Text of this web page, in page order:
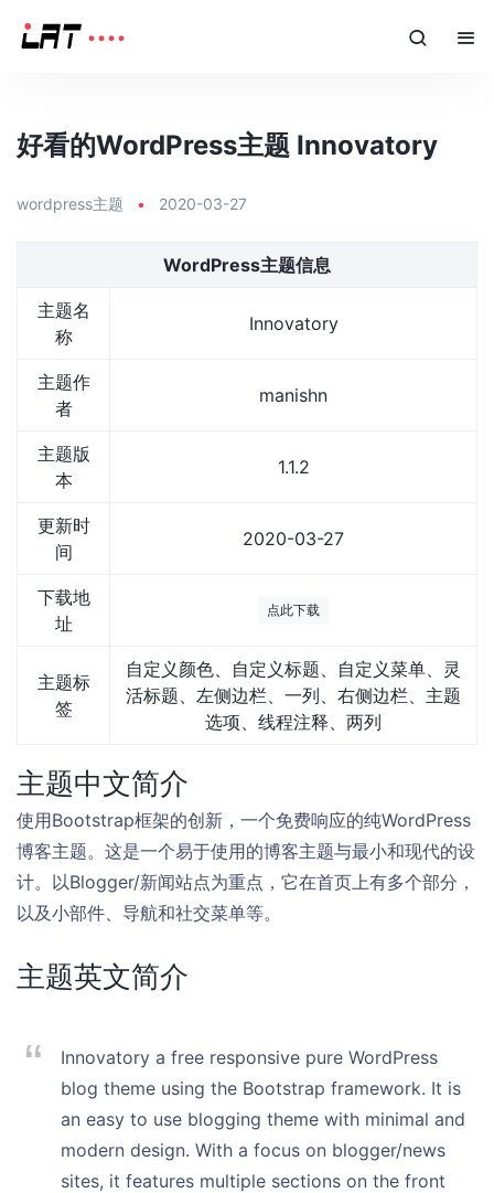
好看的WordPress主题 Innovatory
wordpress主题 • 2020-03-27
WordPress主题信息
主题名
称
Innovatory
主题作
者
manishn
主题版
本
1.1.2
更新时
间
2020-03-27
下载地
址
点此下载
主题标
签
自定义颜色、自定义标题、自定义菜单、灵
活标题、左侧边栏、一列、右侧边栏、主题
选项、线程注释、两列
主题中文简介
使用Bootstrap框架的创新，一个免费响应的纯WordPress
博客主题。这是一个易于使用的博客主题与最小和现代的设
计。以Blogger/新闻站点为重点，它在首页上有多个部分，
以及小部件、导航和社交菜单等。
主题英文简介
Innovatory a free responsive pure WordPress
blog theme using the Bootstrap framework. It is
an easy to use blogging theme with minimal and
modern design. With a focus on blogger/news
sites, it features multiple sections on the front